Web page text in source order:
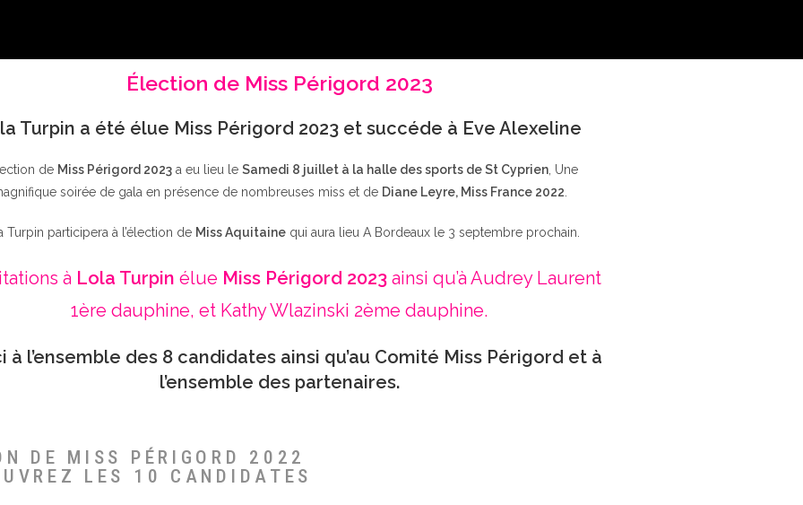
Élection de Miss Périgord 2023
Turpin a été élue Miss Périgord 2023 et succéde à Eve Alexeline
de Miss Périgord 2023a eu lieu le Samedi 8 juillet à la halle des sports de St Cyprien, Une
soirée de gala en présence de nombreuses miss et de Diane Leyre, Miss France 2022
Turpin participera à l’élection de Miss Aquitaine qui aura lieu A Bordeaux le 3 septembre prochain.
à Lola Turpin élue Miss Périgord 2023ainsi qu’à Audrey Laurent
1ère dauphine, et Kathy Wlazinski 2ème dauphine.
à l’ensemble des 8 candidates ainsi qu’au Comité Miss Périgord et à
l’ensemble des partenaires.
DE MISS PÉRIGORD 2022
LES 10 CANDIDATES